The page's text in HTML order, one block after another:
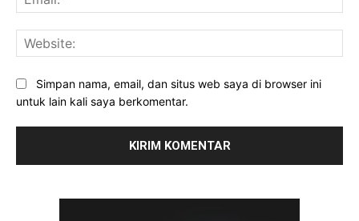
Simpan nama, email, dan situs web saya di browser ini
untuk lain kali saya berkomentar.